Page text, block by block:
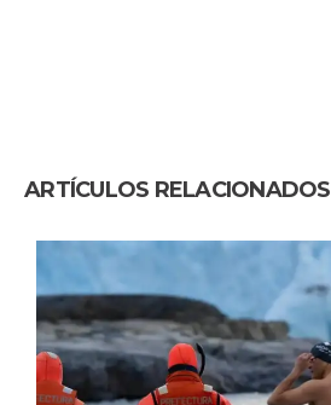
ARTÍCULOS RELACIONADOS